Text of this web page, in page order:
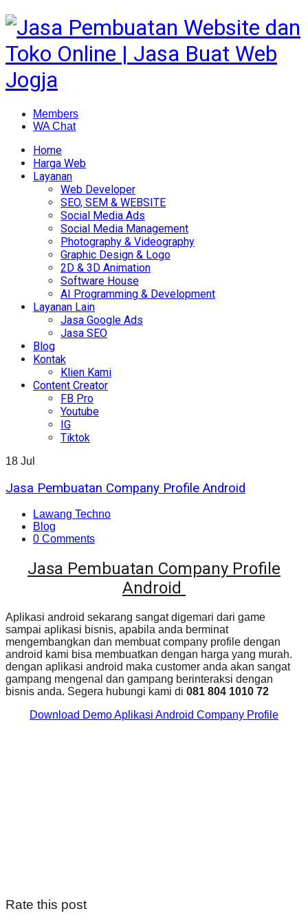
Members
WA Chat
Home
Harga Web
Layanan
Web Developer
SEO, SEM & WEBSITE
Social Media Ads
Social Media Management
Photography & Videography
Graphic Design & Logo
2D & 3D Animation
Software House
AI Programming & Development
Layanan Lain
Jasa Google Ads
Jasa SEO
Blog
Kontak
Klien Kami
Content Creator
FB Pro
Youtube
IG
Tiktok
18 Jul
Jasa Pembuatan Company Profile Android
Lawang Techno
Blog
0 Comments
Jasa Pembuatan Company Profile
Android
Aplikasi android sekarang sangat digemari dari game
sampai aplikasi bisnis, apabila anda berminat
mengembangkan dan membuat company profile dengan
android kami bisa membuatkan dengan harga yang murah.
dengan aplikasi android maka customer anda akan sangat
gampang mengenal dan gampang berinteraksi dengan
bisnis anda. Segera hubungi kami di 081 804 1010 72
Download Demo Aplikasi Android Company Profile
Rate this post